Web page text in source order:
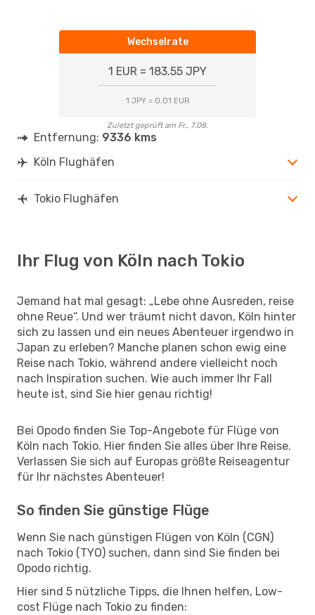
Wechselrate
1 EUR = 183.55 JPY
1 JPY = 0.01 EUR
Zuletzt geprüft am Fr., 7.08.
Entfernung: 9336 kms
Köln Flughäfen
Tokio Flughäfen
Ihr Flug von Köln nach Tokio
Jemand hat mal gesagt: „Lebe ohne Ausreden, reise
ohne Reue“. Und wer träumt nicht davon, Köln hinter
sich zu lassen und ein neues Abenteuer irgendwo in
Japan zu erleben? Manche planen schon ewig eine
Reise nach Tokio, während andere vielleicht noch
nach Inspiration suchen. Wie auch immer Ihr Fall
heute ist, sind Sie hier genau richtig!
Bei Opodo finden Sie Top-Angebote für Flüge von
Köln nach Tokio. Hier finden Sie alles über Ihre Reise.
Verlassen Sie sich auf Europas größte Reiseagentur
für Ihr nächstes Abenteuer!
So finden Sie günstige Flüge
Wenn Sie nach günstigen Flügen von Köln (CGN)
nach Tokio (TYO) suchen, dann sind Sie finden bei
Opodo richtig.
Hier sind 5 nützliche Tipps, die Ihnen helfen, Low-
cost Flüge nach Tokio zu finden: